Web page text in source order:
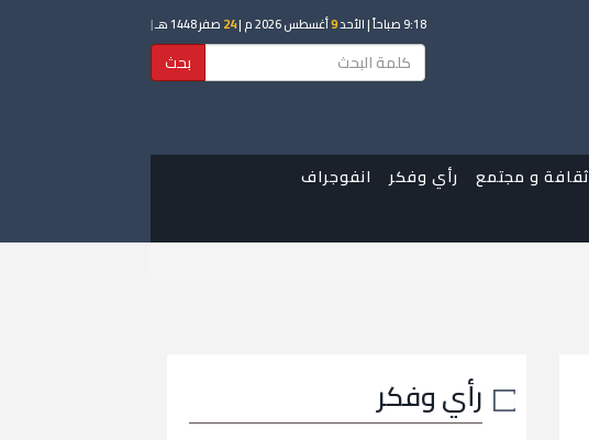
9:18 صباحاً | الأحد9أغسطس 2026 م | 24 صفر 1448 هـ |
بحث
ثقافة و مجتمع رأي وفكر
انفوجراف
رأي وفكر